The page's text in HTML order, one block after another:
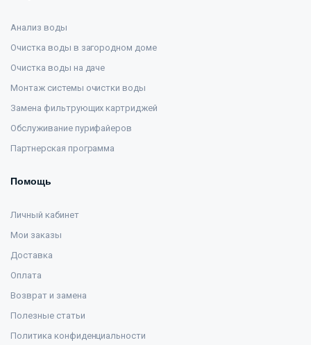
Анализ воды
Очистка воды в загородном доме
Очистка воды на даче
Монтаж системы очистки воды
Замена фильтрующих картриджей
Обслуживание пурифайеров
Партнерская программа
Помощь
Личный кабинет
Мои заказы
Доставка
Оплата
Возврат и замена
Полезные статьи
Политика конфиденциальности